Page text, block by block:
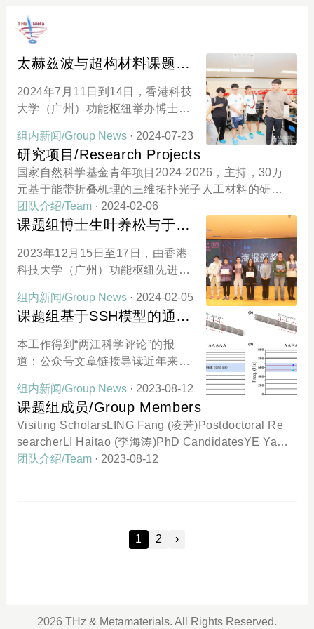
太赫兹波与超构材料课题组
参与功能枢纽夏令营活动
2024年7月11日到14日，香港科技
大学（广州）功能枢纽举办博士项
兹波与超构材料课题组的成员作为
志愿者积极参与了相关活动，并协
助开展了实验室导览，向参营的同
学们介绍讲解了自己的研究方向以
及最近的研究成果。功能枢纽夏令
营活动的报道：https://mp.weixin.q
Vw
组内新闻/Group News · 2024-07-23
研究项目/Research Projects
国家自然科学基金青年项目2024-2026，主持，30万
元基于能带折叠机理的三维拓扑光子人工材料的研究
广州市基础研究计划青年博士“启航”项目2024-202
6，主持，5万元基于平面结构的太赫兹波段手性超表
面的设计与实验研究香港科技大学（广州）实践研究
项目2024-2025，主持，5万元结合仿真软件的教学模
式数字化改革方案研究HKUST–HKUST(GZ) 20 for 2
0 Cross-campus Collaborative Research Scheme2
024-2025，主持，50万元Research on THz Topolog
ical Metasurfaces for Next-Generation Communicat
ions 针对下一代通讯的太赫兹拓扑超构表面的研究
团队介绍/Team · 2024-02-06
课题组博士生叶养松与于九
思获得QMMI 2023最佳海报
奖
2023年12月15日至17日，由香港
科技大学（广州）功能枢纽先进材
子科技中心联合举办的量子材料与
材料信息研讨会（QMMI 2023）在
港科大（广州）校园圆满召开。会
议现场，全体参会人员共同投票选
出了TOP 10 Poseters。课题组博
士生叶养松与于九思参加了本次会
议海报展，并都获得了TOP 3 Post
ers的优异成绩。港科大（广州）先
进材料学域主任高平教授为获奖学
生颁奖。叶养松参会海报于九思参
组内新闻/Group News · 2024-02-05
课题组基于SSH模型的通风
拓扑声学开关的工作发表于
《Applied Physics
本工作得到“两江科学评论”的报
道：公众号文章链接导读近年来拓
得到了广泛的关注。拓扑声学通过
研究拓扑材料的性质来实现对声波
的高效调控，为实现各种复杂的声
学功能提供了新思路。声子晶体是
一种人造周期性结构材料，它对声
声学波导等声学结构中的声波传播
和拓扑边界态。近日，研究人员开
组内新闻/Group News · 2023-08-12
课题组成员/Group Members
Visiting ScholarsLING Fang (凌芳)Postdoctoral Re
searcherLI Haitao (李海涛)PhD CandidatesYE Yan
gsong (叶养松)PhD StudentsKANG Shijie (康世杰)F
团队介绍/Team · 2023-08-12
1 2 ›
2026 THz & Metamaterials. All Rights Reserved.